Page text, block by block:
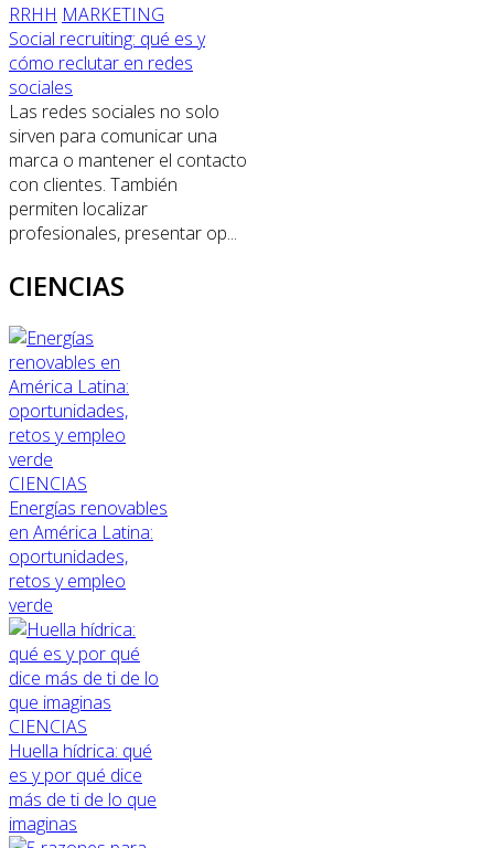
RRHH MARKETING
Social recruiting: qué es y
cómo reclutar en redes
sociales
Las redes sociales no solo
sirven para comunicar una
marca o mantener el contacto
con clientes. También
permiten localizar
profesionales, presentar op...
CIENCIAS
CIENCIAS
Energías renovables
en América Latina:
oportunidades,
retos y empleo
verde
CIENCIAS
Huella hídrica: qué
es y por qué dice
más de ti de lo que
imaginas